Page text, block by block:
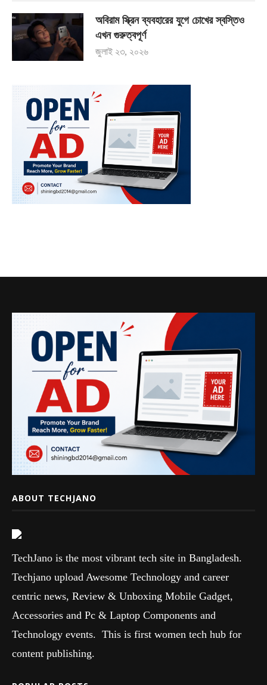
অবিরাম স্ক্রিন ব্যবহারের যুগে চোখের স্বস্তিও
এখন গুরুত্বপূর্ণ
জুলাই ২৩, ২০২৬
ABOUT TECHJANO
TechJano is the most vibrant tech site in Bangladesh.
Techjano upload Awesome Technology and career
centric news, Review & Unboxing Mobile Gadget,
Accessories and Pc & Laptop Components and
Technology events. This is first women tech hub for
content publishing.